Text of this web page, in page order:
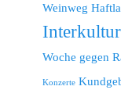
Weinweg
Woche gegen
Konzerte